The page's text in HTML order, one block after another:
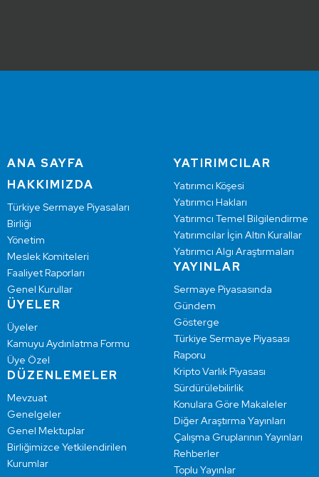
ANA SAYFA
HAKKIMIZDA
Türkiye Sermaye Piyasaları
Birliği
Yönetim
Meslek Komiteleri
Faaliyet Raporları
Genel Kurullar
ÜYELER
Üyeler
Kamuyu Aydınlatma Formu
Üye Özel
DÜZENLEMELER
Mevzuat
Genelgeler
Genel Mektuplar
Birliğimizce Yetkilendirilen
Kurumlar
YATIRIMCILAR
Yatırımcı Köşesi
Yatırımcı Hakları
Yatırımcı Temel Bilgilendirme
Yatırımcılar İçin Altın Kurallar
Yatırımcı Algı Araştırmaları
YAYINLAR
Sermaye Piyasasında
Gündem
Gösterge
Türkiye Sermaye Piyasası
Raporu
Kripto Varlık Piyasası
Sürdürülebilirlik
Konulara Göre Makaleler
Diğer Araştırma Yayınları
Çalışma Gruplarının Yayınları
Rehberler
Toplu Yayınlar